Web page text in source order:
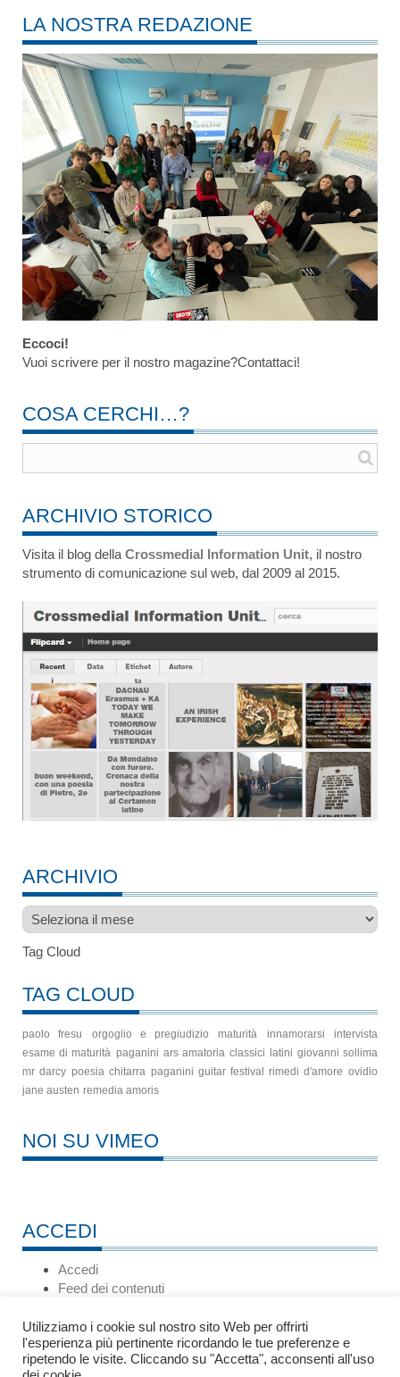
LA NOSTRA REDAZIONE
Eccoci!
Vuoi scrivere per il nostro magazine?Contattaci!
COSA CERCHI…?
ARCHIVIO STORICO
Visita il blog della Crossmedial Information Unit, il nostro
strumento di comunicazione sul web, dal 2009 al 2015.
ARCHIVIO
Archivio
Tag Cloud
TAG CLOUD
paolo fresu orgoglio e pregiudizio maturità innamorarsi
intervista
esame di maturità paganini ars amatoria classici latini giovanni sollima
mr darcy poesia chitarra paganini guitar festival rimedi d'amore ovidio
jane austen remedia amoris
NOI SU VIMEO
ACCEDI
Accedi
Feed dei contenuti
WordPress.org
Utilizziamo i cookie sul nostro sito Web per offrirti
l'esperienza più pertinente ricordando le tue preferenze e
ripetendo le visite. Cliccando su "Accetta", acconsenti all'uso